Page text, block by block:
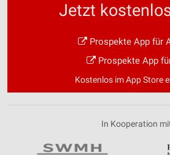
Jetzt
Prospekte App für
Prospekte App
Kostenlos im App Store
In Kooperation